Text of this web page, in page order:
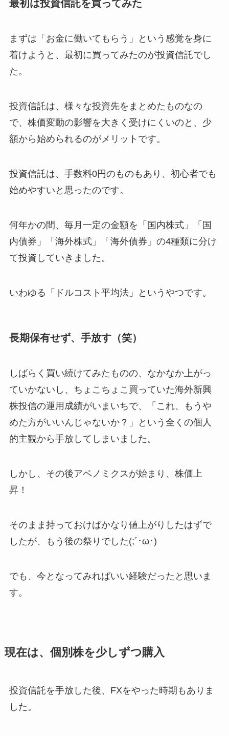
最初は投資信託を買ってみた
まずは「お金に働いてもらう」という感覚を身に
着けようと、最初に買ってみたのが投資信託でし
た。
投資信託は、様々な投資先をまとめたものなの
で、株価変動の影響を大きく受けにくいのと、少
額から始められるのがメリットです。
投資信託は、手数料0円のものもあり、初心者でも
始めやすいと思ったのです。
何年かの間、毎月一定の金額を「国内株式」「国
内債券」「海外株式」「海外債券」の4種類に分け
て投資していきました。
いわゆる「ドルコスト平均法」というやつです。
長期保有せず、手放す（笑）
しばらく買い続けてみたものの、なかなか上がっ
ていかないし、ちょこちょこ買っていた海外新興
株投信の運用成績がいまいちで、「これ、もうや
めた方がいいんじゃないか？」という全くの個人
的主観から手放してしまいました。
しかし、その後アベノミクスが始まり、株価上
昇！
そのまま持っておけばかなり値上がりしたはずで
したが、もう後の祭りでした(;´･ω･)
でも、今となってみればいい経験だったと思いま
す。
現在は、個別株を少しずつ購入
投資信託を手放した後、FXをやった時期もありま
した。